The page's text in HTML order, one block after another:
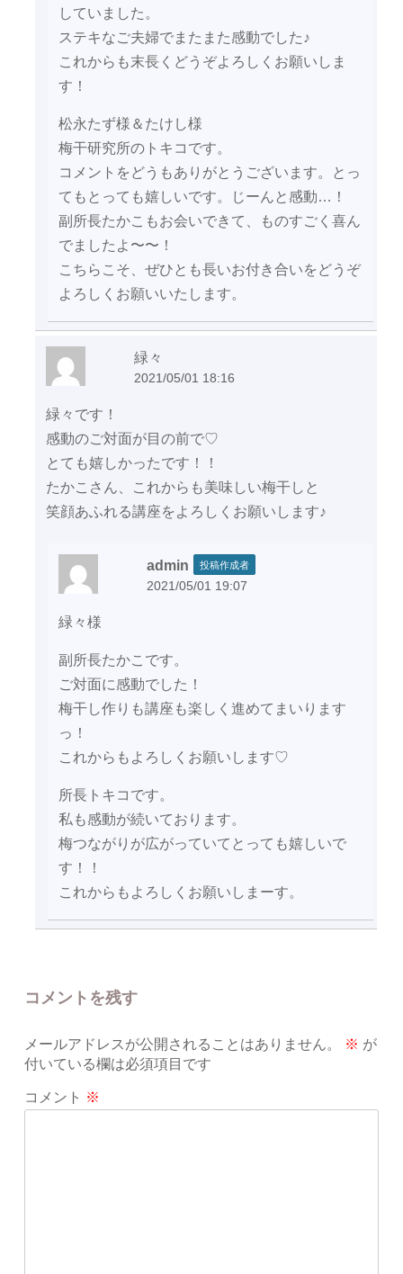
していました。
ステキなご夫婦でまたまた感動でした♪
これからも末長くどうぞよろしくお願いしま
す！
松永たず様＆たけし様
梅干研究所のトキコです。
コメントをどうもありがとうございます。とっ
てもとっても嬉しいです。じーんと感動…！
副所長たかこもお会いできて、ものすごく喜ん
でましたよ〜〜！
こちらこそ、ぜひとも長いお付き合いをどうぞ
よろしくお願いいたします。
緑々
2021/05/01 18:16
緑々です！
感動のご対面が目の前で♡
とても嬉しかったです！！
たかこさん、これからも美味しい梅干しと
笑顔あふれる講座をよろしくお願いします♪
admin 投稿作成者
2021/05/01 19:07
緑々様
副所長たかこです。
ご対面に感動でした！
梅干し作りも講座も楽しく進めてまいります
っ！
これからもよろしくお願いします♡
所長トキコです。
私も感動が続いております。
梅つながりが広がっていてとっても嬉しいで
す！！
これからもよろしくお願いしまーす。
コメントを残す
メールアドレスが公開されることはありません。 ※ が
付いている欄は必須項目です
コメント ※